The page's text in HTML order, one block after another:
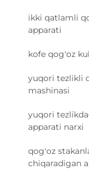
ikki qatlamli
apparati
kofe qog'oz
yuqori tezlikli
mashinasi
yuqori
apparati narxi
qog'oz
chiqaradigan